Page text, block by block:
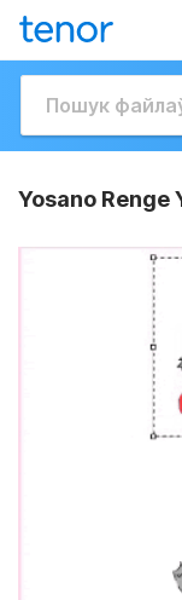
Yosano Renge